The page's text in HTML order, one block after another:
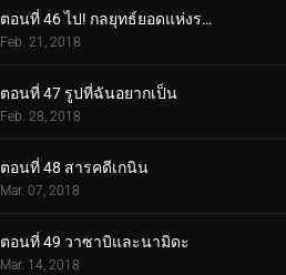
ตอนที่ 46 ไป! กลยุทธ์ยอดแห่งราตรี
Feb. 21, 2018
ตอนที่ 47 รูปที่ฉันอยากเป็น
Feb. 28, 2018
ตอนที่ 48 สารคดีเกนิน
Mar. 07, 2018
ตอนที่ 49 วาซาบิและนามิดะ
Mar. 14, 2018